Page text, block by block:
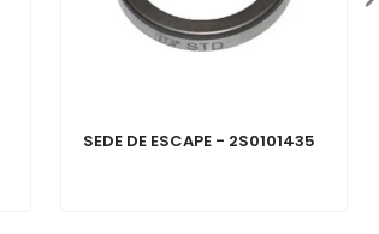
SEDE DE ESCAPE - 2S0101435